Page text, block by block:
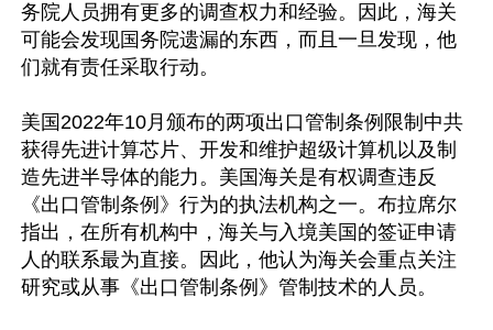
务院人员拥有更多的调查权力和经验。因此，海关
可能会发现国务院遗漏的东西，而且一旦发现，他
们就有责任采取行动。
美国2022年10月颁布的两项出口管制条例限制中共
获得先进计算芯片、开发和维护超级计算机以及制
造先进半导体的能力。美国海关是有权调查违反
《出口管制条例》行为的执法机构之一。布拉席尔
指出，在所有机构中，海关与入境美国的签证申请
人的联系最为直接。因此，他认为海关会重点关注
研究或从事《出口管制条例》管制技术的人员。